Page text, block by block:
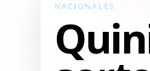
NACIONALES